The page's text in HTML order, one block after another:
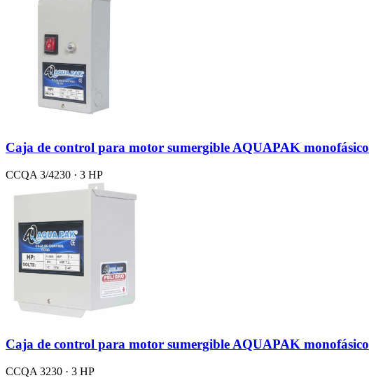
Caja de control para motor sumergible AQUAPAK monofásico
CCQA 3/4230 · 3 HP
Caja de control para motor sumergible AQUAPAK monofásico
CCQA 3230 · 3 HP